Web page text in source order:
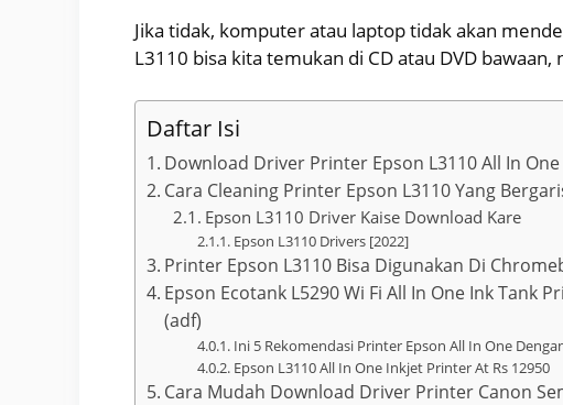
Jika tidak, komputer atau laptop tidak akan
L3110 bisa kita temukan di CD atau DVD
Daftar Isi
Download Driver Printer Epson L3110 All In
Cara Cleaning Printer Epson L3110 Yang
Epson L3110 Driver Kaise Download Kare
Epson L3110 Drivers [2022]
Printer Epson L3110 Bisa Digunakan Di
Epson Ecotank L5290 Wi Fi All In One Ink Tank
(adf)
Ini 5 Rekomendasi Printer Epson All In One
Epson L3110 All In One Inkjet Printer At Rs 12950
Cara Mudah Download Driver Printer Canon